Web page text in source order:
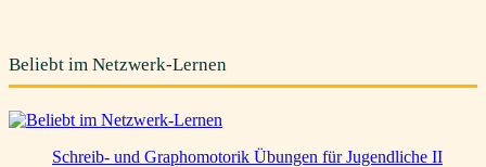
Beliebt im Netzwerk-Lernen
Schreib- und Graphomotorik Übungen für Jugendliche II